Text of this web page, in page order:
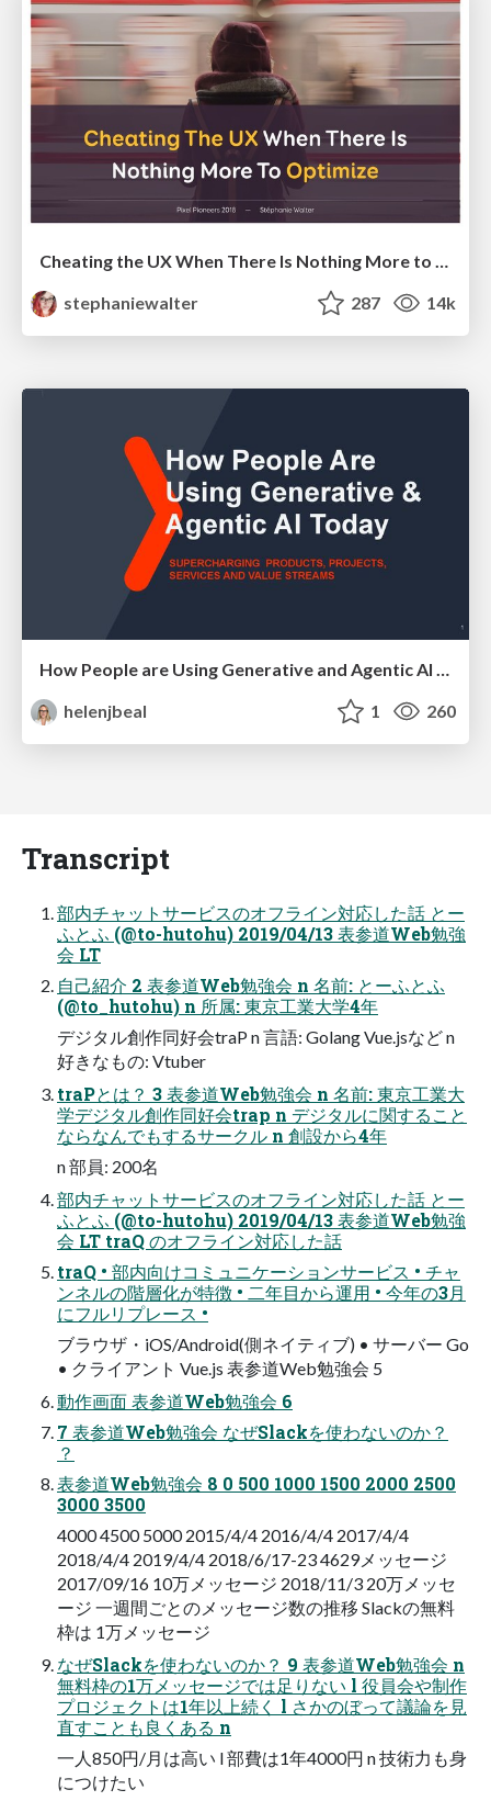
stephaniewalter
287 14k
How People are Using Generative and Agentic AI to Supercharge Their Products, Projects, Services and Value Streams Today
helenjbeal
1 260
Transcript
部内チャットサービスのオフライン対応した話 とー
ふとふ (@to-hutohu) 2019/04/13 表参道Web勉強
会 LT
自己紹介 2 表参道Web勉強会 n 名前: とーふとふ
(@to_hutohu) n 所属: 東京工業大学4年
デジタル創作同好会traP n 言語: Golang Vue.jsなど n
好きなもの: Vtuber
traPとは？ 3 表参道Web勉強会 n 名前: 東京工業大
学デジタル創作同好会trap n デジタルに関すること
ならなんでもするサークル n 創設から4年
n 部員: 200名
部内チャットサービスのオフライン対応した話 とー
ふとふ (@to-hutohu) 2019/04/13 表参道Web勉強
会 LT traQ のオフライン対応した話
traQ • 部内向けコミュニケーションサービス • チャ
ンネルの階層化が特徴 • 二年目から運用 • 今年の3月
にフルリプレース •
ブラウザ・iOS/Android(側ネイティブ) • サーバー Go
• クライアント Vue.js 表参道Web勉強会 5
動作画面 表参道Web勉強会 6
7 表参道Web勉強会 なぜSlackを使わないのか？
？
表参道Web勉強会 8 0 500 1000 1500 2000 2500
3000 3500
4000 4500 5000 2015/4/4 2016/4/4 2017/4/4
2018/4/4 2019/4/4 2018/6/17-23 4629メッセージ
2017/09/16 10万メッセージ 2018/11/3 20万メッセ
ージ 一週間ごとのメッセージ数の推移 Slackの無料
枠は 1万メッセージ
なぜSlackを使わないのか？ 9 表参道Web勉強会 n
無料枠の1万メッセージでは足りない l 役員会や制作
プロジェクトは1年以上続く l さかのぼって議論を見
直すことも良くある n
一人850円/月は高い l 部費は1年4000円 n 技術力も身
につけたい